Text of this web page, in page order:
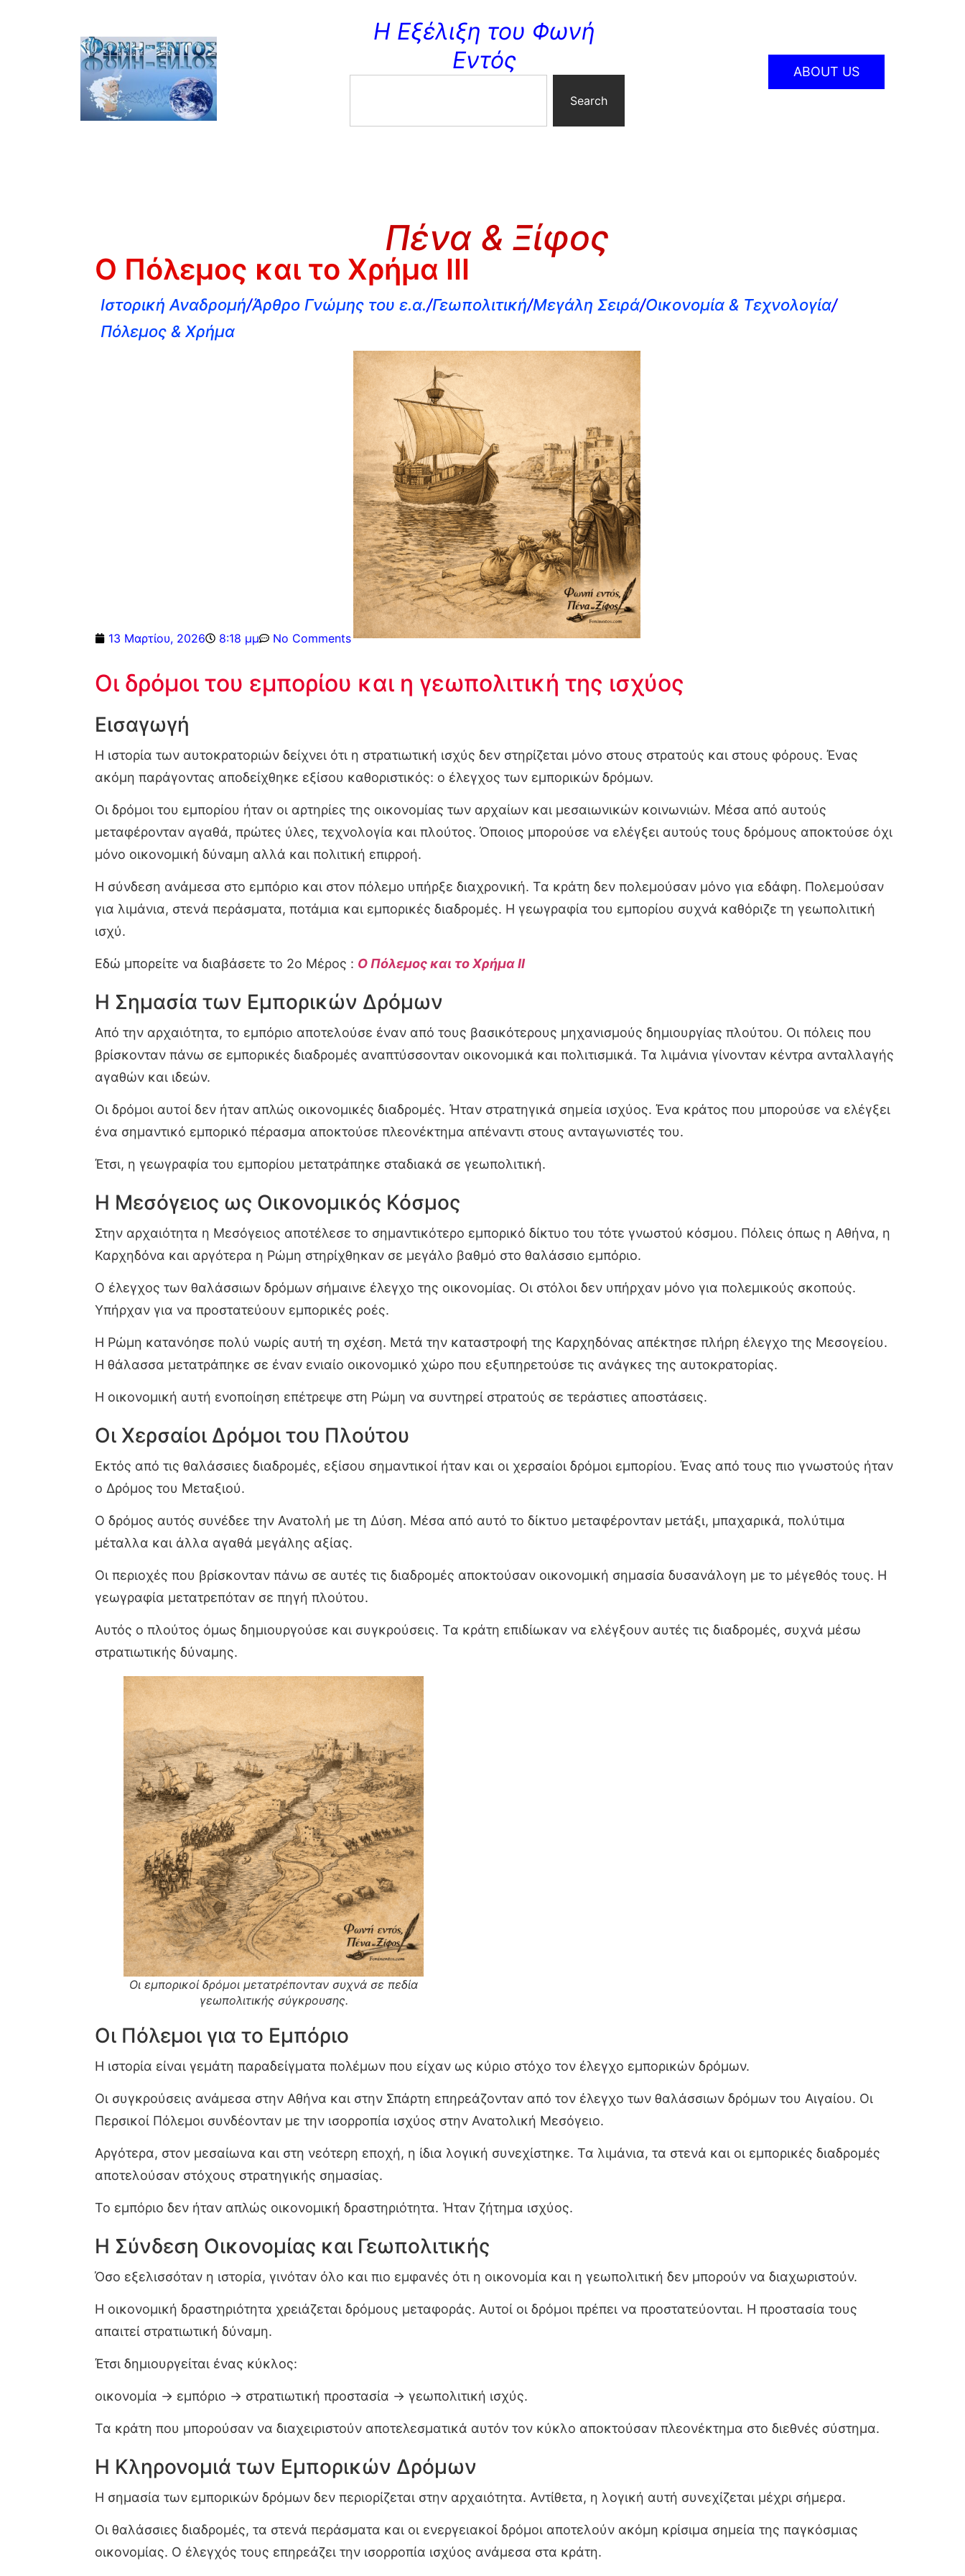
Η Εξέλιξη του Φωνή
Εντός
Search
ABOUT US
Πένα & Ξίφος
Ο Πόλεμος και το Χρήμα III
Ιστορική Αναδρομή/Άρθρο Γνώμης του ε.α./Γεωπολιτική/Μεγάλη Σειρά/Οικονομία & Τεχνολογία/
Πόλεμος & Χρήμα
13 Μαρτίου, 2026 8:18 μμ No Comments
Οι δρόμοι του εμπορίου και η γεωπολιτική της ισχύος
Εισαγωγή
Η ιστορία των αυτοκρατοριών δείχνει ότι η στρατιωτική ισχύς δεν στηρίζεται μόνο στους στρατούς και στους φόρους. Ένας
ακόμη παράγοντας αποδείχθηκε εξίσου καθοριστικός: ο έλεγχος των εμπορικών δρόμων.
Οι δρόμοι του εμπορίου ήταν οι αρτηρίες της οικονομίας των αρχαίων και μεσαιωνικών κοινωνιών. Μέσα από αυτούς
μεταφέρονταν αγαθά, πρώτες ύλες, τεχνολογία και πλούτος. Όποιος μπορούσε να ελέγξει αυτούς τους δρόμους αποκτούσε όχι
μόνο οικονομική δύναμη αλλά και πολιτική επιρροή.
Η σύνδεση ανάμεσα στο εμπόριο και στον πόλεμο υπήρξε διαχρονική. Τα κράτη δεν πολεμούσαν μόνο για εδάφη. Πολεμούσαν
για λιμάνια, στενά περάσματα, ποτάμια και εμπορικές διαδρομές. Η γεωγραφία του εμπορίου συχνά καθόριζε τη γεωπολιτική
ισχύ.
Εδώ μπορείτε να διαβάσετε το 2ο Μέρος : Ο Πόλεμος και το Χρήμα II
Η Σημασία των Εμπορικών Δρόμων
Από την αρχαιότητα, το εμπόριο αποτελούσε έναν από τους βασικότερους μηχανισμούς δημιουργίας πλούτου. Οι πόλεις που
βρίσκονταν πάνω σε εμπορικές διαδρομές αναπτύσσονταν οικονομικά και πολιτισμικά. Τα λιμάνια γίνονταν κέντρα ανταλλαγής
αγαθών και ιδεών.
Οι δρόμοι αυτοί δεν ήταν απλώς οικονομικές διαδρομές. Ήταν στρατηγικά σημεία ισχύος. Ένα κράτος που μπορούσε να ελέγξει
ένα σημαντικό εμπορικό πέρασμα αποκτούσε πλεονέκτημα απέναντι στους ανταγωνιστές του.
Έτσι, η γεωγραφία του εμπορίου μετατράπηκε σταδιακά σε γεωπολιτική.
Η Μεσόγειος ως Οικονομικός Κόσμος
Στην αρχαιότητα η Μεσόγειος αποτέλεσε το σημαντικότερο εμπορικό δίκτυο του τότε γνωστού κόσμου. Πόλεις όπως η Αθήνα, η
Καρχηδόνα και αργότερα η Ρώμη στηρίχθηκαν σε μεγάλο βαθμό στο θαλάσσιο εμπόριο.
Ο έλεγχος των θαλάσσιων δρόμων σήμαινε έλεγχο της οικονομίας. Οι στόλοι δεν υπήρχαν μόνο για πολεμικούς σκοπούς.
Υπήρχαν για να προστατεύουν εμπορικές ροές.
Η Ρώμη κατανόησε πολύ νωρίς αυτή τη σχέση. Μετά την καταστροφή της Καρχηδόνας απέκτησε πλήρη έλεγχο της Μεσογείου.
Η θάλασσα μετατράπηκε σε έναν ενιαίο οικονομικό χώρο που εξυπηρετούσε τις ανάγκες της αυτοκρατορίας.
Η οικονομική αυτή ενοποίηση επέτρεψε στη Ρώμη να συντηρεί στρατούς σε τεράστιες αποστάσεις.
Οι Χερσαίοι Δρόμοι του Πλούτου
Εκτός από τις θαλάσσιες διαδρομές, εξίσου σημαντικοί ήταν και οι χερσαίοι δρόμοι εμπορίου. Ένας από τους πιο γνωστούς ήταν
ο Δρόμος του Μεταξιού.
Ο δρόμος αυτός συνέδεε την Ανατολή με τη Δύση. Μέσα από αυτό το δίκτυο μεταφέρονταν μετάξι, μπαχαρικά, πολύτιμα
μέταλλα και άλλα αγαθά μεγάλης αξίας.
Οι περιοχές που βρίσκονταν πάνω σε αυτές τις διαδρομές αποκτούσαν οικονομική σημασία δυσανάλογη με το μέγεθός τους. Η
γεωγραφία μετατρεπόταν σε πηγή πλούτου.
Αυτός ο πλούτος όμως δημιουργούσε και συγκρούσεις. Τα κράτη επιδίωκαν να ελέγξουν αυτές τις διαδρομές, συχνά μέσω
στρατιωτικής δύναμης.
Οι εμπορικοί δρόμοι μετατρέπονταν συχνά σε πεδία
γεωπολιτικής σύγκρουσης.
Οι Πόλεμοι για το Εμπόριο
Η ιστορία είναι γεμάτη παραδείγματα πολέμων που είχαν ως κύριο στόχο τον έλεγχο εμπορικών δρόμων.
Οι συγκρούσεις ανάμεσα στην Αθήνα και στην Σπάρτη επηρεάζονταν από τον έλεγχο των θαλάσσιων δρόμων του Αιγαίου. Οι
Περσικοί Πόλεμοι συνδέονταν με την ισορροπία ισχύος στην Ανατολική Μεσόγειο.
Αργότερα, στον μεσαίωνα και στη νεότερη εποχή, η ίδια λογική συνεχίστηκε. Τα λιμάνια, τα στενά και οι εμπορικές διαδρομές
αποτελούσαν στόχους στρατηγικής σημασίας.
Το εμπόριο δεν ήταν απλώς οικονομική δραστηριότητα. Ήταν ζήτημα ισχύος.
Η Σύνδεση Οικονομίας και Γεωπολιτικής
Όσο εξελισσόταν η ιστορία, γινόταν όλο και πιο εμφανές ότι η οικονομία και η γεωπολιτική δεν μπορούν να διαχωριστούν.
Η οικονομική δραστηριότητα χρειάζεται δρόμους μεταφοράς. Αυτοί οι δρόμοι πρέπει να προστατεύονται. Η προστασία τους
απαιτεί στρατιωτική δύναμη.
Έτσι δημιουργείται ένας κύκλος:
οικονομία → εμπόριο → στρατιωτική προστασία → γεωπολιτική ισχύς.
Τα κράτη που μπορούσαν να διαχειριστούν αποτελεσματικά αυτόν τον κύκλο αποκτούσαν πλεονέκτημα στο διεθνές σύστημα.
Η Κληρονομιά των Εμπορικών Δρόμων
Η σημασία των εμπορικών δρόμων δεν περιορίζεται στην αρχαιότητα. Αντίθετα, η λογική αυτή συνεχίζεται μέχρι σήμερα.
Οι θαλάσσιες διαδρομές, τα στενά περάσματα και οι ενεργειακοί δρόμοι αποτελούν ακόμη κρίσιμα σημεία της παγκόσμιας
οικονομίας. Ο έλεγχός τους επηρεάζει την ισορροπία ισχύος ανάμεσα στα κράτη.